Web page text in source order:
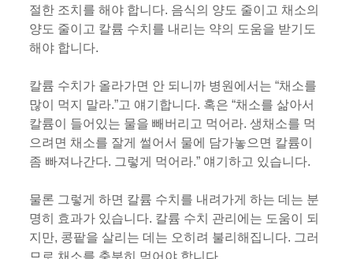
절한 조치를 해야 합니다. 음식의 양도 줄이고 채소의
양도 줄이고 칼륨 수치를 내리는 약의 도움을 받기도
해야 합니다.
칼륨 수치가 올라가면 안 되니까 병원에서는 “채소를
많이 먹지 말라.”고 얘기합니다. 혹은 “채소를 삶아서
칼륨이 들어있는 물을 빼버리고 먹어라. 생채소를 먹
으려면 채소를 잘게 썰어서 물에 담가놓으면 칼륨이
좀 빠져나간다. 그렇게 먹어라.” 얘기하고 있습니다.
물론 그렇게 하면 칼륨 수치를 내려가게 하는 데는 분
명히 효과가 있습니다. 칼륨 수치 관리에는 도움이 되
지만, 콩팥을 살리는 데는 오히려 불리해집니다. 그러
므로 채소를 충분히 먹어야 합니다.